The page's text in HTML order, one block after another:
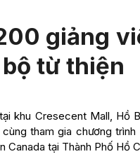
giảng
từ thiện
tại khu Cresecent Mall, Hồ
cùng tham gia chương
Canada tại Thành Phố Hồ